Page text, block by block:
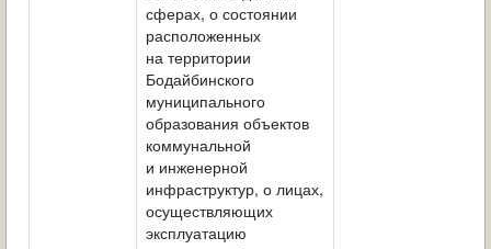
сферах, о состоянии
расположенных
на территории
Бодайбинского
муниципального
образования объектов
коммунальной
и инженерной
инфраструктур, о лицах,
осуществляющих
эксплуатацию